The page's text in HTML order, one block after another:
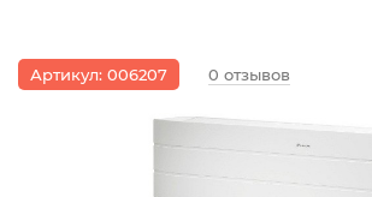
Артикул: 006207 0 отзывов